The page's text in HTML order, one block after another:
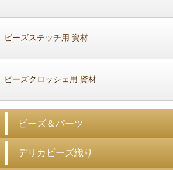
ビーズステッチ用 資材
ビーズクロッシェ用 資材
ビーズ＆パーツ
デリカビーズ織り